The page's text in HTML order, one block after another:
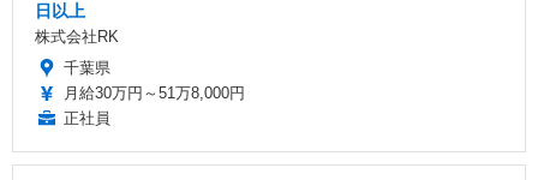
日以上
株式会社RK
千葉県
月給30万円～51万8,000円
正社員